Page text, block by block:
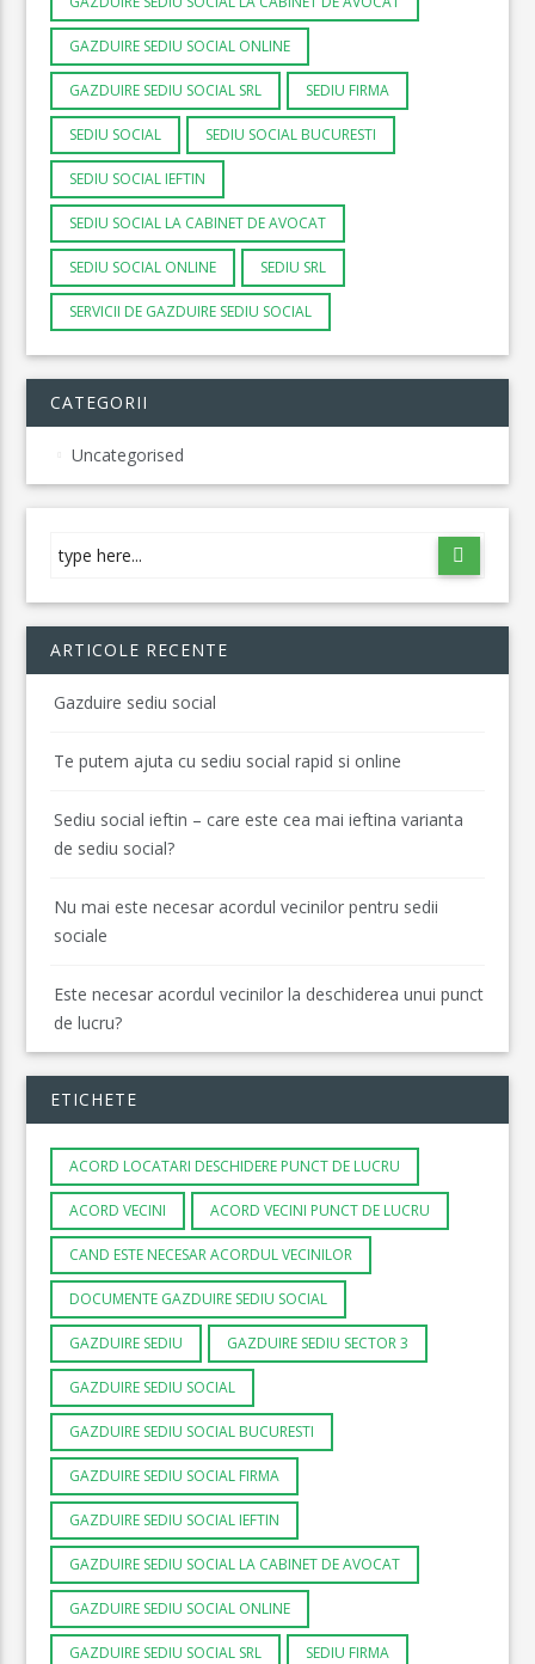
GAZDUIRE SEDIU SOCIAL ONLINE
GAZDUIRE SEDIU SOCIAL SRL SEDIU FIRMA
SEDIU SOCIAL SEDIU SOCIAL BUCURESTI
SEDIU SOCIAL IEFTIN
SEDIU SOCIAL LA CABINET DE AVOCAT
SEDIU SOCIAL ONLINE SEDIU SRL
SERVICII DE GAZDUIRE SEDIU SOCIAL
CATEGORII
Uncategorised
ARTICOLE RECENTE
Gazduire sediu social
Te putem ajuta cu sediu social rapid si online
Sediu social ieftin – care este cea mai ieftina varianta
de sediu social?
Nu mai este necesar acordul vecinilor pentru sedii
sociale
Este necesar acordul vecinilor la deschiderea unui punct
de lucru?
ETICHETE
ACORD LOCATARI DESCHIDERE PUNCT DE LUCRU
ACORD VECINI ACORD VECINI PUNCT DE LUCRU
CAND ESTE NECESAR ACORDUL VECINILOR
DOCUMENTE GAZDUIRE SEDIU SOCIAL
GAZDUIRE SEDIU GAZDUIRE SEDIU SECTOR 3
GAZDUIRE SEDIU SOCIAL
GAZDUIRE SEDIU SOCIAL BUCURESTI
GAZDUIRE SEDIU SOCIAL FIRMA
GAZDUIRE SEDIU SOCIAL IEFTIN
GAZDUIRE SEDIU SOCIAL LA CABINET DE AVOCAT
GAZDUIRE SEDIU SOCIAL ONLINE
GAZDUIRE SEDIU SOCIAL SRL SEDIU FIRMA